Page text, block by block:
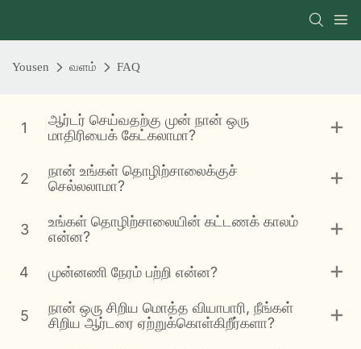
Yousen வளம் FAQ
1
ஆர்டர் செய்வதற்கு முன் நான் ஒரு
மாதிரியைக் கேட்கலாமா?
2
நான் உங்கள் தொழிற்சாலைக்குச்
செல்லலாமா?
3
உங்கள் தொழிற்சாலையின் கட்டணக் காலம்
என்ன?
4 முன்னணி நேரம் பற்றி என்ன?
5
நான் ஒரு சிறிய மொத்த வியாபாரி, நீங்கள்
சிறிய ஆர்டரை ஏற்றுக்கொள்கிறீர்களா?